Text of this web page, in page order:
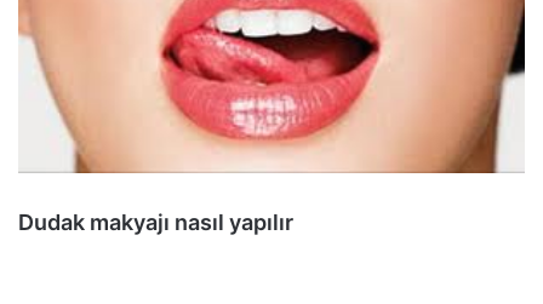
Dudak makyajı nasıl yapılır